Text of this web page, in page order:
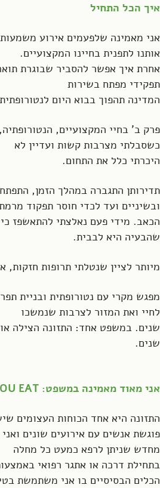
איך הכל התחיל
אני מאמינה שלפעמים אירוע
אותנו לתפנית בחיינו המקצועיים.
אחרת איך אפשר להסביר שבוגרת
תפקידי מפתח בשירות
המדינה תהפוך בבוא היום
כשסבלתי מצרבות קשות ועדיין לא
היכרתי כלל את התחום.
תדירותן התגברה במהלך הזמן,
ובשיניים ועד לכדי חוסר תפקוד
הכאב. מידי פעם נאלצתי להתאשפז
שהבעיה היא לבבית.
מיותר לציין שנטלתי תרופות חזקות,
מפגש מקרי עם נטורופתית ובניית
לחיי ואת המזור לצרבות שנמשכו
שנים. במשפט אחד: התזונה הצילה
שנים.
אני מאוד מאמינה במשפט: YOU ARE WHAT YOU EAT
התזונה היא אחד הכוחות העצומים
פוגשת אנשים עם אירועים שונים
מחדש שניתן לרפא כמעט כל מחלה
בתחילת דרכה או אתגר רפואי
הכלים הבסיסיים בו אני משתמשת